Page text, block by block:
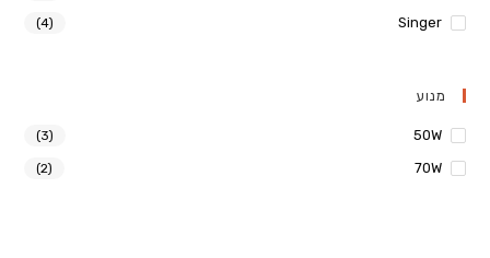
Singer
(4)
מנוע
50W
(3)
70W
(2)